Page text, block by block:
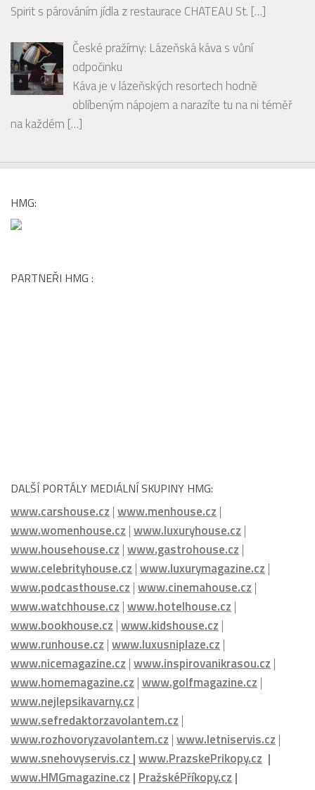
Spirit s párováním jídla z restaurace CHATEAU St. […]
České pražírny: Lázeňská káva s vůní
odpočinku
Káva je v lázeňských resortech hodně
oblíbeným nápojem a narazíte tu na ni téměř
na každém […]
HMG:
PARTNEŘI HMG :
DALŠÍ PORTÁLY MEDIÁLNÍ SKUPINY HMG:
www.carshouse.cz|www.menhouse.cz|
www.womenhouse.cz|www.luxuryhouse.cz|
www.househouse.cz|www.gastrohouse.cz|
www.celebrityhouse.cz|www.luxurymagazine.cz|
www.podcasthouse.cz|www.cinemahouse.cz|
www.watchhouse.cz|www.hotelhouse.cz|
www.bookhouse.cz|www.kidshouse.cz|
www.runhouse.cz|www.luxusniplaze.cz|
www.nicemagazine.cz|www.inspirovanikrasou.cz|
www.homemagazine.cz|www.golfmagazine.cz|
www.nejlepsikavarny.cz|
www.sefredaktorzavolantem.cz|
www.rozhovoryzavolantem.cz|www.letniservis.cz|
www.snehovyservis.cz|www.PrazskePrikopy.cz |
www.HMGmagazine.cz|PražskéPříkopy.cz|